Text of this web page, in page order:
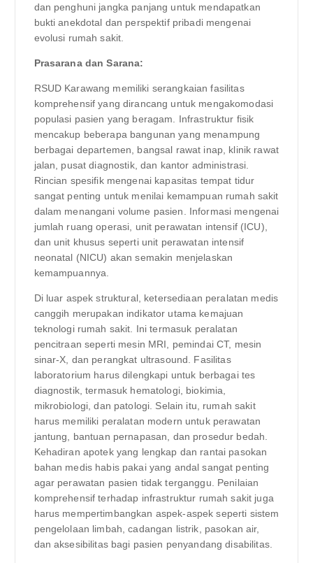
dan penghuni jangka panjang untuk mendapatkan
bukti anekdotal dan perspektif pribadi mengenai
evolusi rumah sakit.
Prasarana dan Sarana:
RSUD Karawang memiliki serangkaian fasilitas
komprehensif yang dirancang untuk mengakomodasi
populasi pasien yang beragam. Infrastruktur fisik
mencakup beberapa bangunan yang menampung
berbagai departemen, bangsal rawat inap, klinik rawat
jalan, pusat diagnostik, dan kantor administrasi.
Rincian spesifik mengenai kapasitas tempat tidur
sangat penting untuk menilai kemampuan rumah sakit
dalam menangani volume pasien. Informasi mengenai
jumlah ruang operasi, unit perawatan intensif (ICU),
dan unit khusus seperti unit perawatan intensif
neonatal (NICU) akan semakin menjelaskan
kemampuannya.
Di luar aspek struktural, ketersediaan peralatan medis
canggih merupakan indikator utama kemajuan
teknologi rumah sakit. Ini termasuk peralatan
pencitraan seperti mesin MRI, pemindai CT, mesin
sinar-X, dan perangkat ultrasound. Fasilitas
laboratorium harus dilengkapi untuk berbagai tes
diagnostik, termasuk hematologi, biokimia,
mikrobiologi, dan patologi. Selain itu, rumah sakit
harus memiliki peralatan modern untuk perawatan
jantung, bantuan pernapasan, dan prosedur bedah.
Kehadiran apotek yang lengkap dan rantai pasokan
bahan medis habis pakai yang andal sangat penting
agar perawatan pasien tidak terganggu. Penilaian
komprehensif terhadap infrastruktur rumah sakit juga
harus mempertimbangkan aspek-aspek seperti sistem
pengelolaan limbah, cadangan listrik, pasokan air,
dan aksesibilitas bagi pasien penyandang disabilitas.